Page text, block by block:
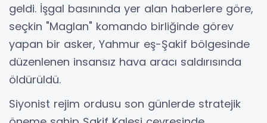
geldi. İşgal basınında yer alan haberlere göre,
seçkin "Maglan" komando birliğinde görev
yapan bir asker, Yahmur eş-Şakif bölgesinde
düzenlenen insansız hava aracı saldırısında
öldürüldü.
Siyonist rejim ordusu son günlerde stratejik